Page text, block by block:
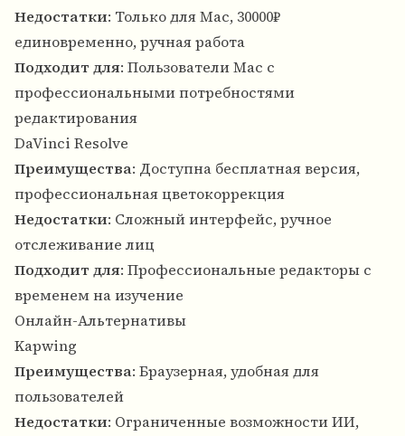
Недостатки: Только для Mac, 30000₽
единовременно, ручная работа
Подходит для: Пользователи Mac с
профессиональными потребностями
редактирования
DaVinci Resolve
Преимущества: Доступна бесплатная версия,
профессиональная цветокоррекция
Недостатки: Сложный интерфейс, ручное
отслеживание лиц
Подходит для: Профессиональные редакторы с
временем на изучение
Онлайн-Альтернативы
Kapwing
Преимущества: Браузерная, удобная для
пользователей
Недостатки: Ограниченные возможности ИИ,